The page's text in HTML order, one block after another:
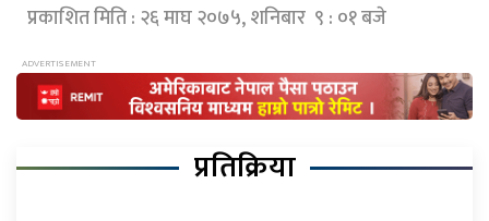
प्रकाशित मिति : २६ माघ २०७५, शनिबार ९ : ०१ बजे
प्रतिक्रिया